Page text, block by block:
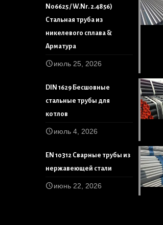
N06625 / W.Nr. 2.4856)
Стальная труба из
никелевого сплава &
Арматура
июль 25, 2026
DIN 1629 Бесшовные
стальные трубы для
котлов
июль 4, 2026
EN 10312 Сварные трубы из
нержавеющей стали
июнь 22, 2026